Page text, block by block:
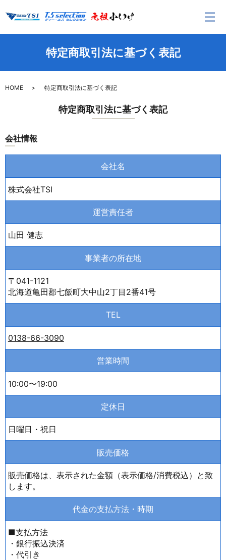
メ
特定商取引法に基づく表記
HOME 特定商取引法に基づく表記
特定商取引法に基づく表記
会社情報
会社名
株式会社TSI
運営責任者
山田 健志
事業者の所在地
〒041-1121
北海道亀田郡七飯町大中山2丁目2番41号
TEL
0138-66-3090
営業時間
10:00〜19:00
定休日
日曜日・祝日
販売価格
販売価格は、表示された金額（表示価格/消費税込）と致
します。
代金の支払方法・時期
■支払方法
・銀行振込決済
・代引き